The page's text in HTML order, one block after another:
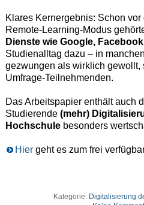
Klares Kernergebnis: Schon
Remote-Learning-Modus
Dienste wie Google,
Studienalltag dazu – in
gezwungen als wirklich gewollt,
Umfrage-Teilnehmenden.
Das Arbeitspapier enthält auch
Studierende (mehr)
Hochschulebesonders
Hiergeht es zum frei
Kategorie: Digitalisierung